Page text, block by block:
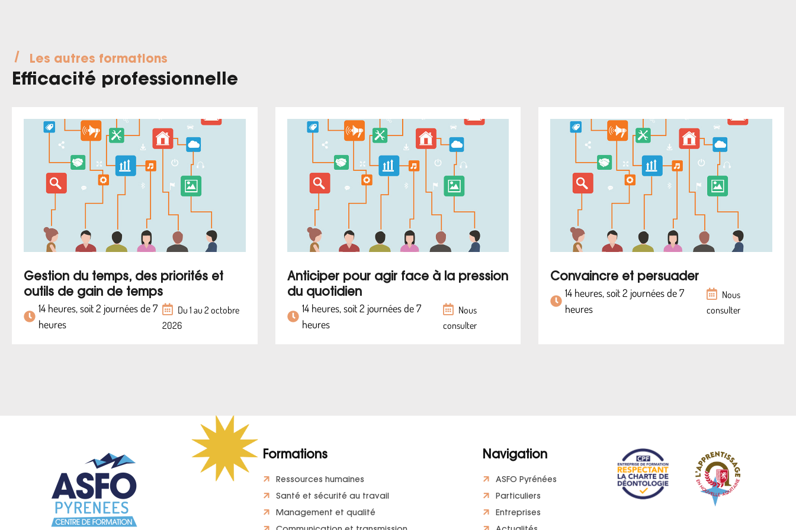
Les autres formations
Efficacité professionnelle
Gestion du temps, des priorités et
outils de gain de temps
14 heures, soit 2 journées de 7
heures
Du 1 au 2 octobre
2026
Anticiper pour agir face à la pression
du quotidien
14 heures, soit 2 journées de 7
heures
Nous
consulter
Convaincre et persuader
14 heures, soit 2 journées de 7
heures
Nous
consulter
Formations
Ressources humaines
Santé et sécurité au travail
Management et qualité
Navigation
ASFO Pyrénées
Particuliers
Entreprises